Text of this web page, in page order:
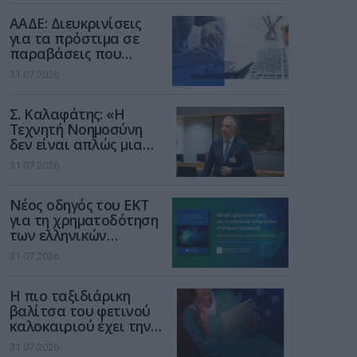
ΑΑΔΕ: Διευκρινίσεις
για τα πρόστιμα σε
παραβάσεις που
αφορούν τους ΦΗΜ
31.07.2026
Σ. Καλαφάτης: «Η
Τεχνητή Νοημοσύνη
δεν είναι απλώς μια
νέα τεχνολογία, είναι
μια νέα βιομηχανική
31.07.2026
Νέος οδηγός του ΕΚΤ
για τη χρηματοδότηση
των ελληνικών
επιχειρήσεων στον
χώρο της άμυνας
31.07.2026
Η πιο ταξιδιάρικη
βαλίτσα του φετινού
καλοκαιριού έχει την
υπογραφή της Xiaomi
31.07.2026